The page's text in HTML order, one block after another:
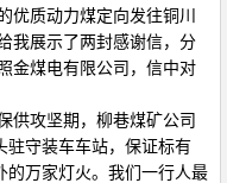
优质动力煤定向发往铜川
我展示了两封感谢信，分
金煤电有限公司，信中对
供攻坚期，柳巷煤矿公司
驻守装车车站，保证标有
的万家灯火。我们一行人最